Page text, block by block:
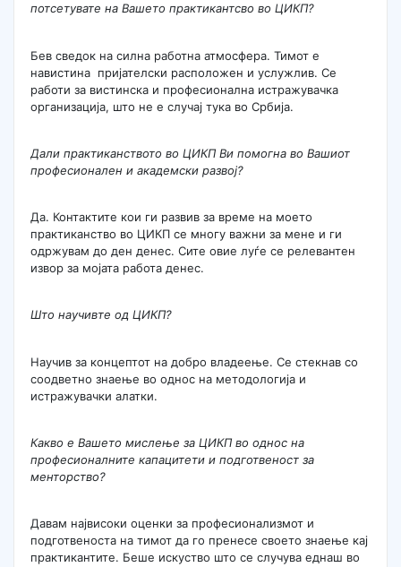
потсетувате на Вашето практикантсво во ЦИКП?
Бев сведок на силна работна атмосфера. Тимот е
навистина пријателски расположен и услужлив. Се
работи за вистинска и професионална истражувачка
организација, што не е случај тука во Србија.
Дали практиканството во ЦИКП Ви помогна во Вашиот
професионален и академски развој?
Да. Контактите кои ги развив за време на моето
практиканство во ЦИКП се многу важни за мене и ги
одржувам до ден денес. Сите овие луѓе се релевантен
извор за мојата работа денес.
Што научивте од ЦИКП?
Научив за концептот на добро владеење. Се стекнав со
соодветно знаење во однос на методологија и
истражувачки алатки.
Какво е Вашето мислење за ЦИКП во однос на
професионалните капацитети и подготвеност за
менторство?
Давам највисоки оценки за професионализмот и
подготвеноста на тимот да го пренесе своето знаење кај
практикантите. Беше искуство што се случува еднаш во